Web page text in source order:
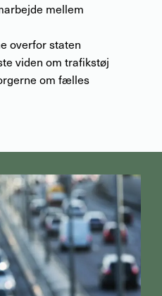
mellem
overfor staten
viden om trafikstøj
om fælles